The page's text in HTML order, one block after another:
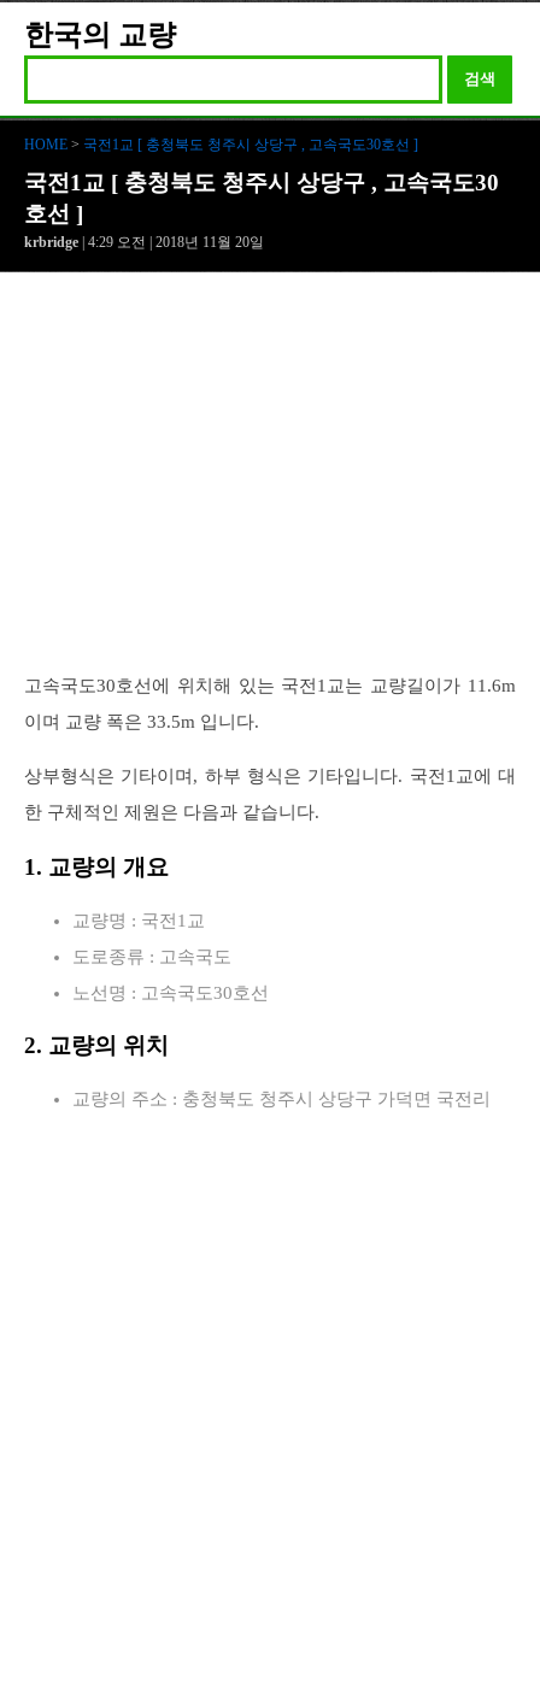
한국의 교량
검색
HOME > 국전1교 [ 충청북도 청주시 상당구 , 고속국도30호선 ]
국전1교 [ 충청북도 청주시 상당구 , 고속국도30
호선 ]
krbridge | 4:29 오전 | 2018년 11월 20일
고속국도30호선에 위치해 있는 국전1교는 교량길이가 11.6m
이며 교량 폭은 33.5m 입니다.
상부형식은 기타이며, 하부 형식은 기타입니다. 국전1교에 대
한 구체적인 제원은 다음과 같습니다.
1. 교량의 개요
교량명 : 국전1교
도로종류 : 고속국도
노선명 : 고속국도30호선
2. 교량의 위치
교량의 주소 : 충청북도 청주시 상당구 가덕면 국전리